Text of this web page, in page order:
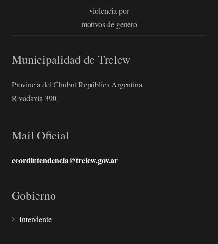
violencia por
motivos de genero
Municipalidad de Trelew
Provincia del Chubut República Argentina
Rivadavia 390
Mail Oficial
coordintendencia@trelew.gov.ar
Gobierno
Intendente